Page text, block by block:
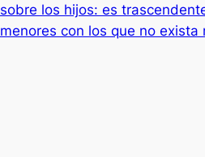
sobre los hijos: es
menores con los que no exista